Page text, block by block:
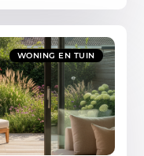
WONING EN TUIN